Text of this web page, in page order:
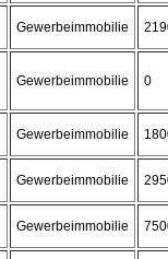
Gewerbeimmobilie
Gewerbeimmobilie 0
Gewerbeimmobilie
Gewerbeimmobilie
Gewerbeimmobilie